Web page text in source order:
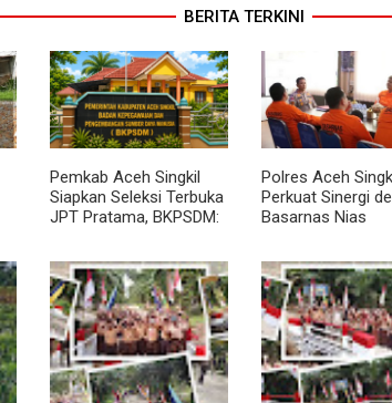
BERITA TERKINI
Pemkab Aceh Singkil
Siapkan Seleksi Terbuka
JPT Pratama, BKPSDM:
Polres Aceh
Perkuat Sinergi
Basarnas Nias